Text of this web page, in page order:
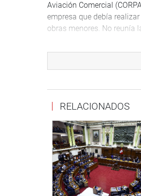
Aviación Comercial
empresa que debía
obras menores. No reunía
Ejército (Pentagonito), en
mejoras en el Castillo Real
Finalmente, Herrera
constructoras brasileñas,
perjuicio al Estado, desde
PRENSA-CONGRESO
Puede encontrar más
Heraldo:goo.gl/Ty5Tto
Portal: http://
RELACIONADOS